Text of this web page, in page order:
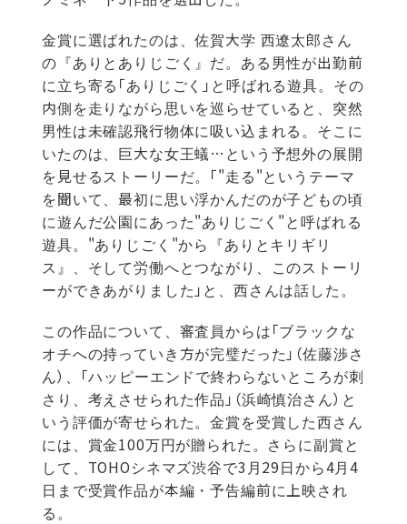
金賞に選ばれたのは、佐賀大学 西遼太郎さん
の『ありとありじごく』だ。ある男性が出勤前
に立ち寄る「ありじごく」と呼ばれる遊具。その
内側を走りながら思いを巡らせていると、突然
男性は未確認飛行物体に吸い込まれる。そこに
いたのは、巨大な女王蟻…という予想外の展開
を見せるストーリーだ。「"走る"というテーマ
を聞いて、最初に思い浮かんだのが子どもの頃
に遊んだ公園にあった"ありじごく"と呼ばれる
遊具。"ありじごく"から『ありとキリギリ
ス』、そして労働へとつながり、このストーリ
ーができあがりました」と、西さんは話した。
この作品について、審査員からは「ブラックな
オチへの持っていき方が完璧だった」（佐藤渉さ
ん）、「ハッピーエンドで終わらないところが刺
さり、考えさせられた作品」（浜崎慎治さん）と
いう評価が寄せられた。金賞を受賞した西さん
には、賞金100万円が贈られた。さらに副賞と
して、TOHOシネマズ渋谷で3月29日から4月4
日まで受賞作品が本編・予告編前に上映され
る。